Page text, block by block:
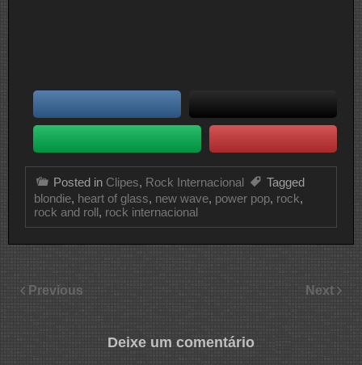
Posted in Clipes, Rock Internacional
Tagged
blondie, heart of glass, new wave, power pop, rock,
rock and roll, rock internacional
Previous Next
Deixe um comentário